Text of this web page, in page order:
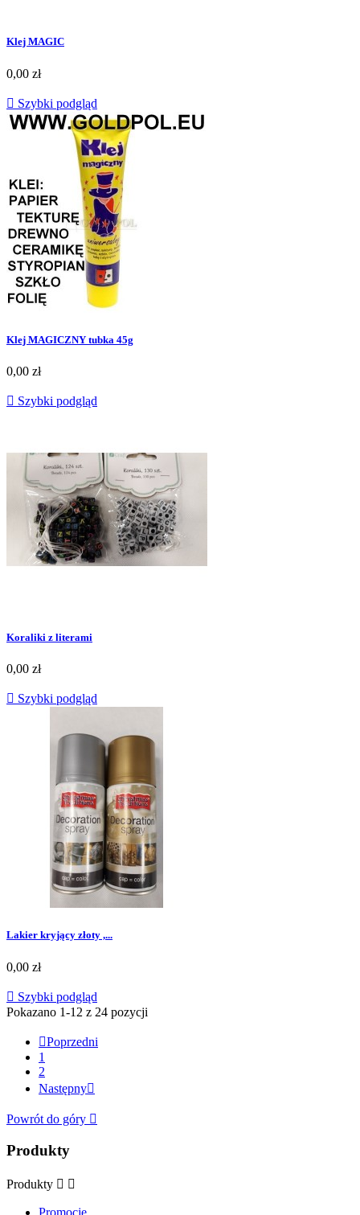
Klej MAGIC
0,00 zł
 Szybki podgląd
Klej MAGICZNY tubka 45g
0,00 zł
 Szybki podgląd
Koraliki z literami
0,00 zł
 Szybki podgląd
Lakier kryjący złoty ,...
0,00 zł
 Szybki podgląd
Pokazano 1-12 z 24 pozycji
Poprzedni
1
2
Następny
Powrót do góry 
Produkty
Produkty  
Promocje